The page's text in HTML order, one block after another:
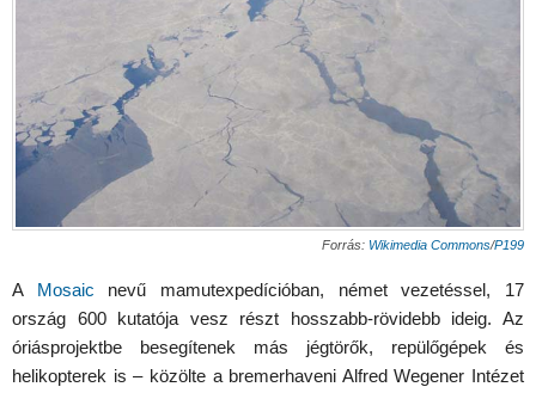
Forrás: Wikimedia Commons/P199
A Mosaic nevű mamutexpedícióban, német vezetéssel, 17
ország 600 kutatója vesz részt hosszabb-rövidebb ideig. Az
óriásprojektbe besegítenek más jégtörők, repülőgépek és
helikopterek is – közölte a bremerhaveni Alfred Wegener Intézet